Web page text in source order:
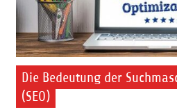
Die Bedeutung der
(SEO)